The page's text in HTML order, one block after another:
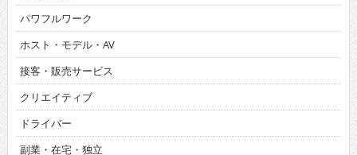
パワフルワーク
ホスト・モデル・AV
接客・販売サービス
クリエイティブ
ドライバー
副業・在宅・独立